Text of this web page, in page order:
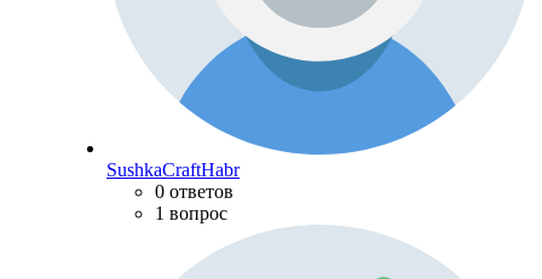
SushkaCraftHabr
0 ответов
1 вопрос